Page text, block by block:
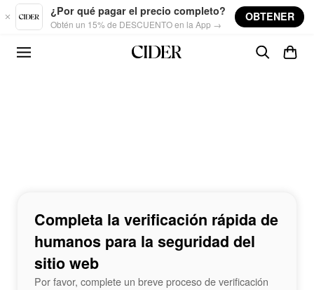
Skip to main content
¿Por qué pagar el precio completo?
Obtén un 15% de DESCUENTO en la App →
OBTENER
Completa la verificación rápida de
humanos para la seguridad del
sitio web
Por favor, complete un breve proceso de verificación